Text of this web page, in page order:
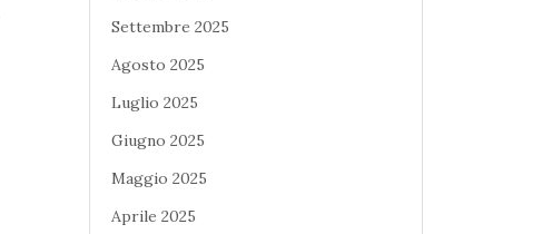
Settembre 2025
Agosto 2025
Luglio 2025
Giugno 2025
Maggio 2025
Aprile 2025